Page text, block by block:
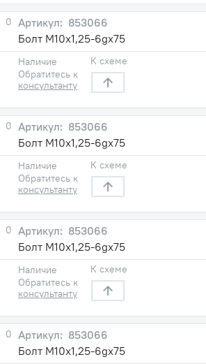
0
853066
Болт М10х1,25-6gх75
Наличие
Обратитесь к
консультанту
К схеме
0
853066
Болт М10х1,25-6gх75
Наличие
Обратитесь к
консультанту
К схеме
0
853066
Болт М10х1,25-6gх75
Наличие
Обратитесь к
консультанту
К схеме
0
853066
Болт М10х1,25-6gх75